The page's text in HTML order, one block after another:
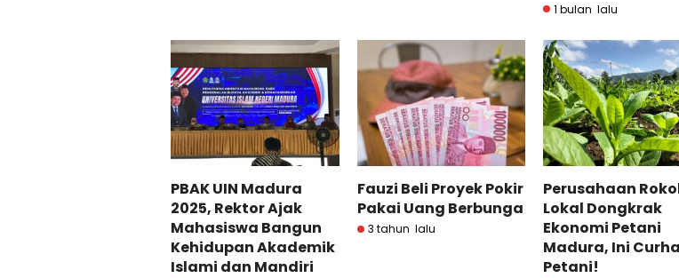
1 bulan lalu
PBAK UIN Madura
2025, Rektor Ajak
Mahasiswa Bangun
Kehidupan Akademik
Islami dan Mandiri
Fauzi Beli Proyek Pokir
Pakai Uang Berbunga
3 tahun lalu
Perusahaan
Lokal Dongkrak
Ekonomi Petani
Madura, Ini
Petani!